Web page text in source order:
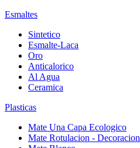
Esmaltes
Sintetico
Esmalte-Laca
Oro
Anticalorico
Al Agua
Ceramica
Plasticas
Mate Una Capa Ecologico
Mate Rotulacion - Decoracion